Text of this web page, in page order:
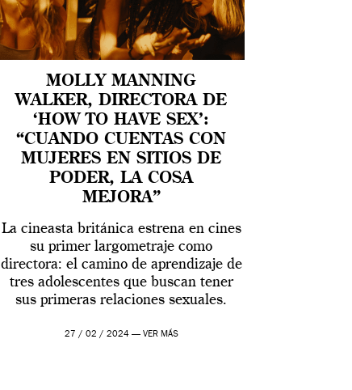
MOLLY MANNING
WALKER, DIRECTORA DE
‘HOW TO HAVE SEX’:
“CUANDO CUENTAS CON
MUJERES EN SITIOS DE
PODER, LA COSA
MEJORA”
La cineasta británica estrena en cines
su primer largometraje como
directora: el camino de aprendizaje de
tres adolescentes que buscan tener
sus primeras relaciones sexuales.
27 / 02 / 2024 — VER MÁS